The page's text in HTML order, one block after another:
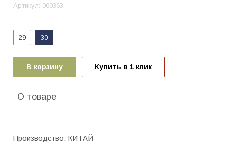
Артикул: 000363
29 30
В корзину Купить в 1 клик
О товаре
Производство: КИТАЙ